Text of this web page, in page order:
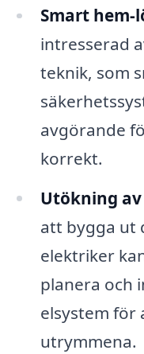
Smart hem-
intresserad
teknik, som
avgörande
korrekt.
Utökning
att bygga ut
elektriker
planera och
elsystem för
utrymmena.